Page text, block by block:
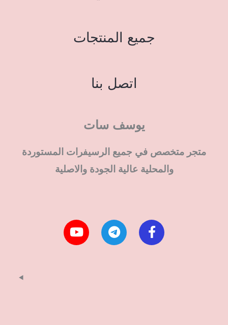
جميع المنتجات
اتصل بنا
يوسف سات
متجر متخصص في جميع الرسيفرات المستوردة
والمحلية عالية الجودة والاصلية